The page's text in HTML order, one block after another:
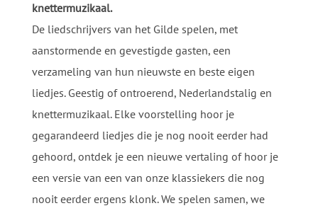
knettermuzikaal.
De liedschrijvers van het Gilde spelen, met
aanstormende en gevestigde gasten, een
verzameling van hun nieuwste en beste eigen
liedjes. Geestig of ontroerend, Nederlandstalig en
knettermuzikaal. Elke voorstelling hoor je
gegarandeerd liedjes die je nog nooit eerder had
gehoord, ontdek je een nieuwe vertaling of hoor je
een versie van een van onze klassiekers die nog
nooit eerder ergens klonk. We spelen samen, we